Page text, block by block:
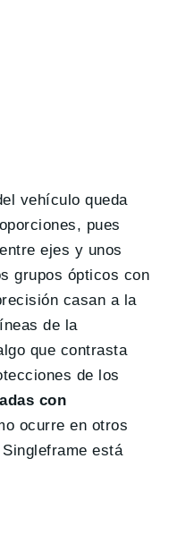
vehículo queda
pues
ejes y unos
grupos ópticos con
casan a la
de la
que contrasta
de los
con
ocurre en otros
está